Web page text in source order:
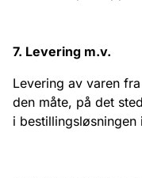
7. Levering m.v.
Levering av varen
den måte, på det
i bestillingsløsningen